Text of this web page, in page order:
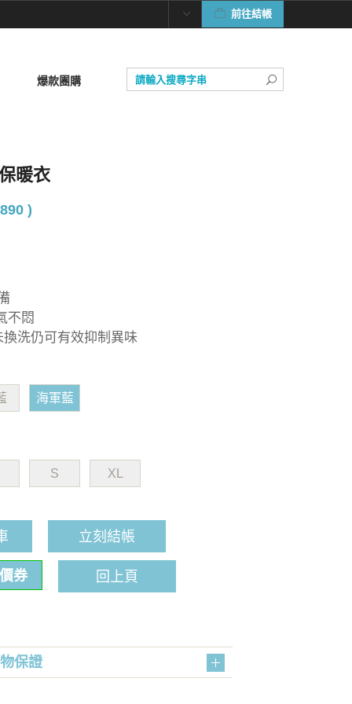
前往結帳
爆款團購
暖衣
)
不悶
洗仍可有效抑制異味
海軍藍
S XL
立刻結帳
券 回上頁
保證